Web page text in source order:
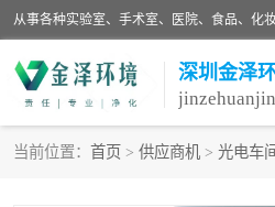
深圳金泽
当前位置： 首页 > 供应商机 > 光电车间